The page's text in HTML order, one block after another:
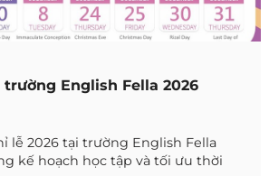
English Fella 2026
lễ 2026 tại trường English Fella
kế hoạch học tập và tối ưu thời